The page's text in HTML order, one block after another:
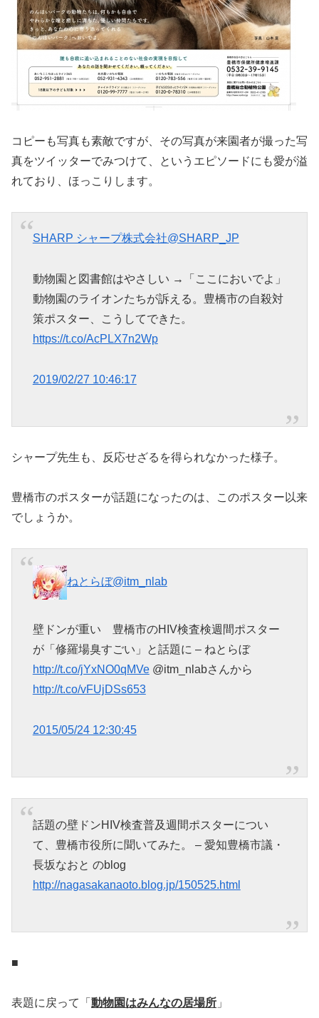
コピーも写真も素敵ですが、その写真が来園者が撮った写
真をツイッターでみつけて、というエピソードにも愛が溢
れており、ほっこりします。
SHARP シャープ株式会社@SHARP_JP
動物園と図書館はやさしい →「ここにおいでよ」
動物園のライオンたちが訴える。豊橋市の自殺対
策ポスター、こうしてできた。
https://t.co/AcPLX7n2Wp
2019/02/27 10:46:17
シャープ先生も、反応せざるを得られなかった様子。
豊橋市のポスターが話題になったのは、このポスター以来
でしょうか。
ねとらぼ@itm_nlab
壁ドンが重い 豊橋市のHIV検査検週間ポスター
が「修羅場臭すごい」と話題に – ねとらぼ
http://t.co/jYxNO0qMVe@itm_nlabさんから
http://t.co/vFUjDSs653
2015/05/24 12:30:45
話題の壁ドンHIV検査普及週間ポスターについ
て、豊橋市役所に聞いてみた。 – 愛知豊橋市議・
長坂なおと のblog
http://nagasakanaoto.blog.jp/150525.html
■
表題に戻って「 動物園はみんなの居場所 」